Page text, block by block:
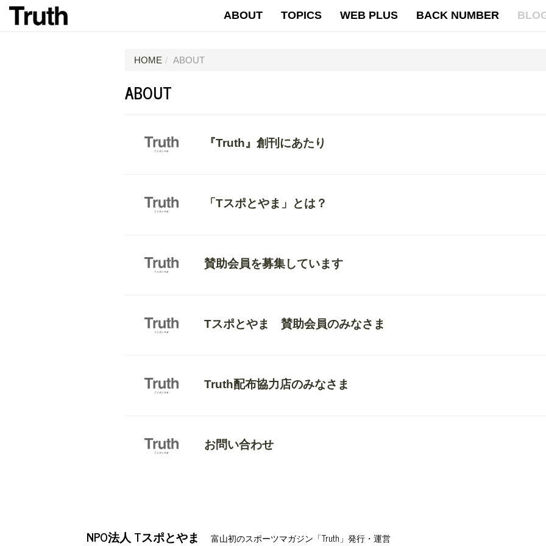
ABOUT TOPICS WEB PLUS BACK NUMBER
HOME ABOUT
ABOUT
『Truth』創刊にあたり
「Tスポとやま」とは？
賛助会員を募集しています
Tスポとやま 賛助会員のみなさま
Truth配布協力店のみなさま
お問い合わせ
NPO法人 Tスポとやま 富山初のスポーツマガジン「Truth」発行・運営